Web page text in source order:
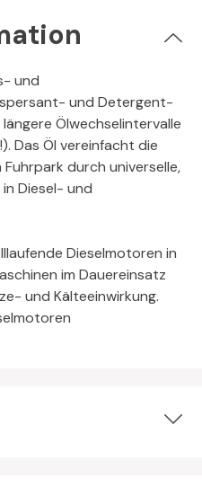
und
und Detergent-
Ölwechselintervalle
Das Öl vereinfacht die
durch universelle,
Diesel- und
Dieselmotoren in
im Dauereinsatz
und Kälteeinwirkung.